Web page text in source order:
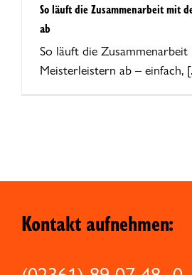
So läuft die Zusammenarbeit mit
ab
So läuft die Zusammenarbeit
Meisterleistern ab – einfach,
Kontakt aufnehmen: